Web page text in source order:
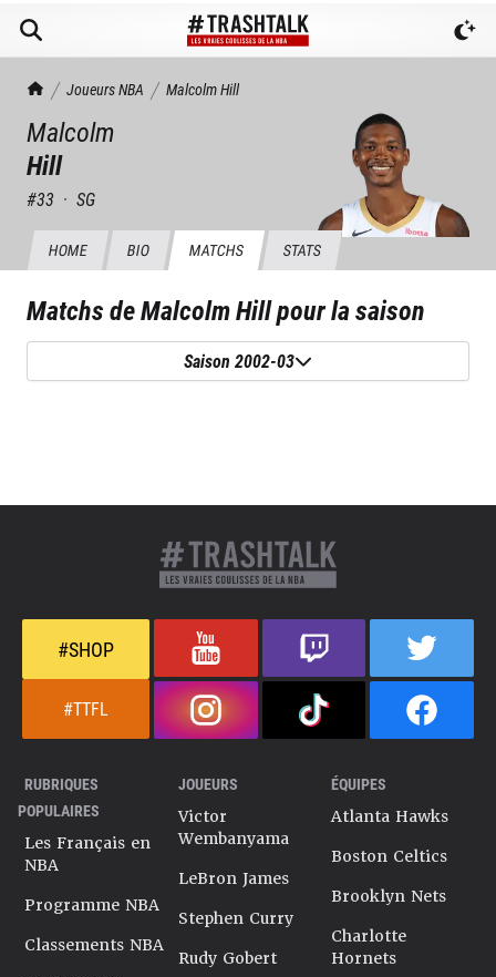
TrashTalk Actu NBA
Joueurs NBA MalcolmHill
Malcolm
Hill
#33 · SG
HOME BIO MATCHS STATS
Matchs deMalcolm Hillpour la saison
Saison 2002-03
#SHOP
#TTFL
RUBRIQUES
POPULAIRES
Les Français en
NBA
Programme NBA
Classements NBA
JOUEURS
Victor
Wembanyama
LeBron James
Stephen Curry
Rudy Gobert
ÉQUIPES
Atlanta Hawks
Boston Celtics
Brooklyn Nets
Charlotte
Hornets